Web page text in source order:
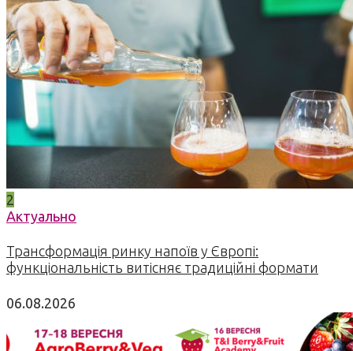
2
Актуально
Трансформація ринку напоїв у Європі:
функціональність витісняє традиційні формати
06.08.2026